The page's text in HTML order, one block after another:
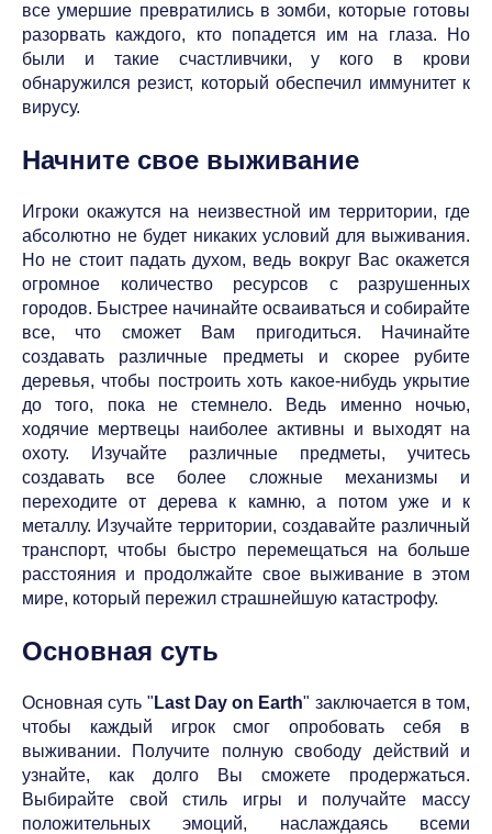
все умершие превратились в зомби, которые готовы
разорвать каждого, кто попадется им на глаза. Но
были и такие счастливчики, у кого в крови
обнаружился резист, который обеспечил иммунитет к
вирусу.
Начните свое выживание
Игроки окажутся на неизвестной им территории, где
абсолютно не будет никаких условий для выживания.
Но не стоит падать духом, ведь вокруг Вас окажется
огромное количество ресурсов с разрушенных
городов. Быстрее начинайте осваиваться и собирайте
все, что сможет Вам пригодиться. Начинайте
создавать различные предметы и скорее рубите
деревья, чтобы построить хоть какое-нибудь укрытие
до того, пока не стемнело. Ведь именно ночью,
ходячие мертвецы наиболее активны и выходят на
охоту. Изучайте различные предметы, учитесь
создавать все более сложные механизмы и
переходите от дерева к камню, а потом уже и к
металлу. Изучайте территории, создавайте различный
транспорт, чтобы быстро перемещаться на больше
расстояния и продолжайте свое выживание в этом
мире, который пережил страшнейшую катастрофу.
Основная суть
Основная суть " Last Day on Earth" заключается в том,
чтобы каждый игрок смог опробовать себя в
выживании. Получите полную свободу действий и
узнайте, как долго Вы сможете продержаться.
Выбирайте свой стиль игры и получайте массу
положительных эмоций, наслаждаясь всеми